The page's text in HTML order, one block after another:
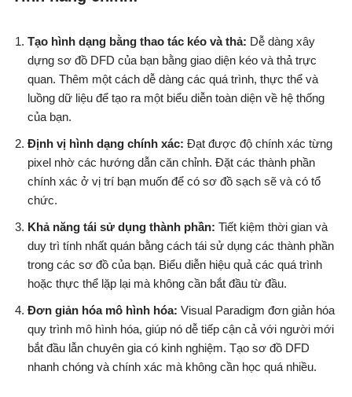
Tạo hình dạng bằng thao tác kéo và thả: Dễ dàng xây
dựng sơ đồ DFD của bạn bằng giao diện kéo và thả trực
quan. Thêm một cách dễ dàng các quá trình, thực thể và
luồng dữ liệu để tạo ra một biểu diễn toàn diện về hệ thống
của bạn.
Định vị hình dạng chính xác: Đạt được độ chính xác từng
pixel nhờ các hướng dẫn căn chỉnh. Đặt các thành phần
chính xác ở vị trí bạn muốn để có sơ đồ sạch sẽ và có tổ
chức.
Khả năng tái sử dụng thành phần: Tiết kiệm thời gian và
duy trì tính nhất quán bằng cách tái sử dụng các thành phần
trong các sơ đồ của bạn. Biểu diễn hiệu quả các quá trình
hoặc thực thể lặp lại mà không cần bắt đầu từ đầu.
Đơn giản hóa mô hình hóa: Visual Paradigm đơn giản hóa
quy trình mô hình hóa, giúp nó dễ tiếp cận cả với người mới
bắt đầu lẫn chuyên gia có kinh nghiệm. Tạo sơ đồ DFD
nhanh chóng và chính xác mà không cần học quá nhiều.